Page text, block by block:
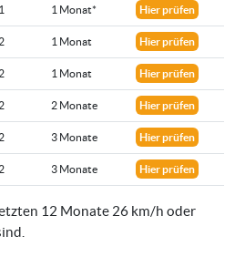
1 1 Monat* Hier prüfen
2 1 Monat Hier prüfen
2 1 Monat Hier prüfen
2 2 Monate Hier prüfen
2 3 Monate Hier prüfen
2 3 Monate Hier prüfen
12 Monate 26 km/h oder